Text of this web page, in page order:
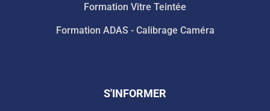
Formation Vitre Teintée
Formation ADAS - Calibrage Caméra
S'INFORMER